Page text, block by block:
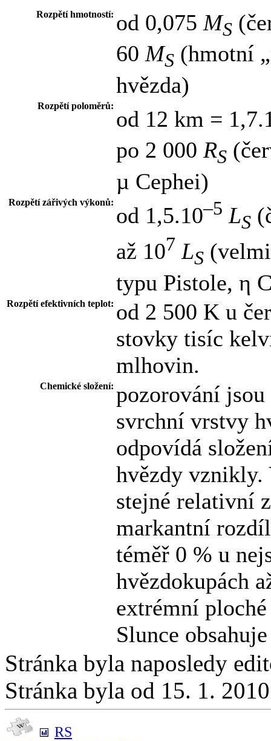
Rozpětí hmotností: od 0,075 MS
60 MS (hmotní
hvězda)
Rozpětí poloměrů:
od 12 km =
po 2 000 RS
µ Cephei)
Rozpětí zářivých výkonů:
od 1,5.10–5 LS
až 107 LS
typu Pistole, η
Rozpětí efektivních teplot: od 2 500 K u
stovky tisíc
mlhovin.
Chemické složení: pozorování
svrchní vrstvy
odpovídá
hvězdy vznikly.
stejné relativní
markantní
téměř 0 % u
hvězdokupách
extrémní
Slunce
Stránka byla naposledy
Stránka byla od 15. 1.
RS